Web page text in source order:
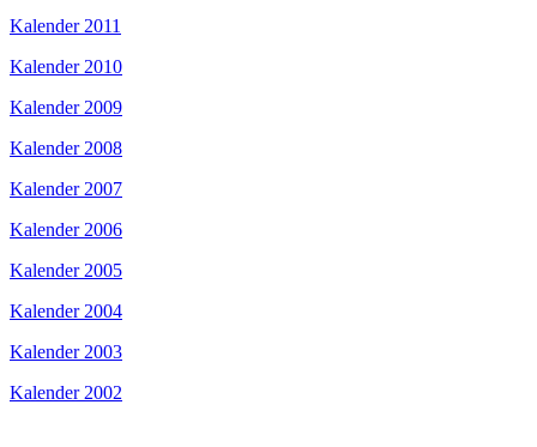
Kalender 2011
Kalender 2010
Kalender 2009
Kalender 2008
Kalender 2007
Kalender 2006
Kalender 2005
Kalender 2004
Kalender 2003
Kalender 2002